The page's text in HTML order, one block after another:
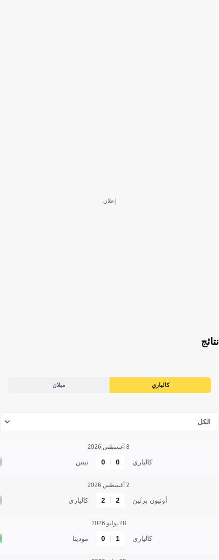
إعلان
نتائج
كالياري ميلان
الكل
8 أغسطس 2026
كالياري 0
0 نيس
2 أغسطس 2026
أونيون برلين 2
2 كالياري
28 يوليو 2026
كالياري 1
0 مودينا